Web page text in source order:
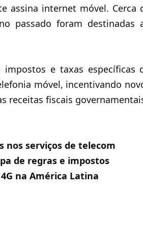
assina internet móvel. Cerca
passado foram destinadas
e taxas específicas
móvel, incentivando
receitas fiscais
nos serviços de telecom
de regras e impostos
na América Latina